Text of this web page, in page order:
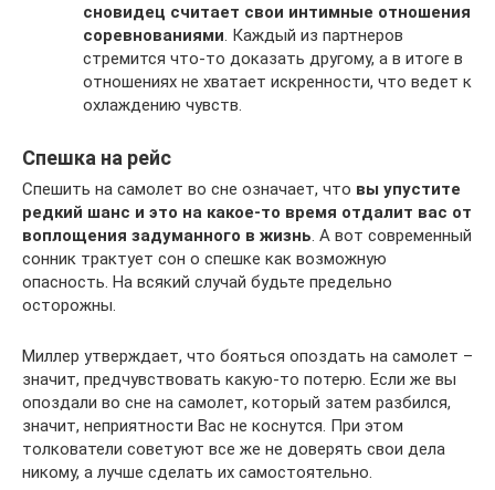
сновидец считает свои интимные отношения
соревнованиями . Каждый из партнеров
стремится что-то доказать другому, а в итоге в
отношениях не хватает искренности, что ведет к
охлаждению чувств.
Спешка на рейс
Спешить на самолет во сне означает, что вы упустите
редкий шанс и это на какое-то время отдалит вас от
воплощения задуманного в жизнь . А вот современный
сонник трактует сон о спешке как возможную
опасность. На всякий случай будьте предельно
осторожны.
Миллер утверждает, что бояться опоздать на самолет –
значит, предчувствовать какую-то потерю. Если же вы
опоздали во сне на самолет, который затем разбился,
значит, неприятности Вас не коснутся. При этом
толкователи советуют все же не доверять свои дела
никому, а лучше сделать их самостоятельно.